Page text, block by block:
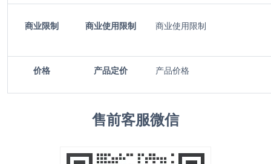
商业限制 商业使用限制 商业使用限制
价格 产品定价 产品价格
售前客服微信